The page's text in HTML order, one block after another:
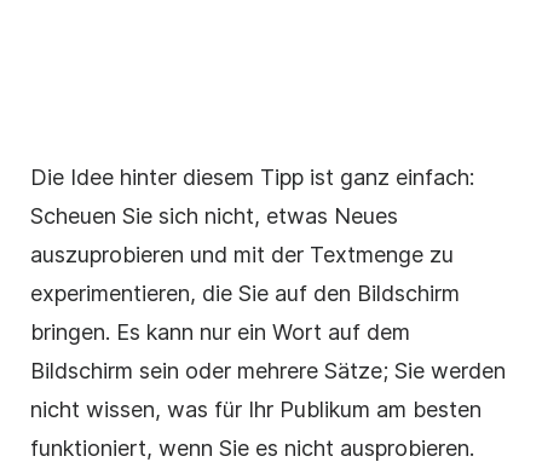
Die Idee hinter diesem Tipp ist ganz einfach:
Scheuen Sie sich nicht, etwas Neues
auszuprobieren und mit der Textmenge zu
experimentieren, die Sie auf den Bildschirm
bringen. Es kann nur ein Wort auf dem
Bildschirm sein oder mehrere Sätze; Sie werden
nicht wissen, was für Ihr Publikum am besten
funktioniert, wenn Sie es nicht ausprobieren.